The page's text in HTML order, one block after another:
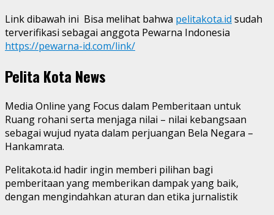
Link dibawah ini Bisa melihat bahwa pelitakota.id sudah
terverifikasi sebagai anggota Pewarna Indonesia
https://pewarna-id.com/link/
Pelita Kota News
Media Online yang Focus dalam Pemberitaan untuk
Ruang rohani serta menjaga nilai – nilai kebangsaan
sebagai wujud nyata dalam perjuangan Bela Negara –
Hankamrata.
Pelitakota.id hadir ingin memberi pilihan bagi
pemberitaan yang memberikan dampak yang baik,
dengan mengindahkan aturan dan etika jurnalistik